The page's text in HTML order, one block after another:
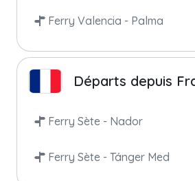
Ferry Valencia - Palma
Départs depuis
Ferry Sète - Nador
Ferry Sète - Tánger Med